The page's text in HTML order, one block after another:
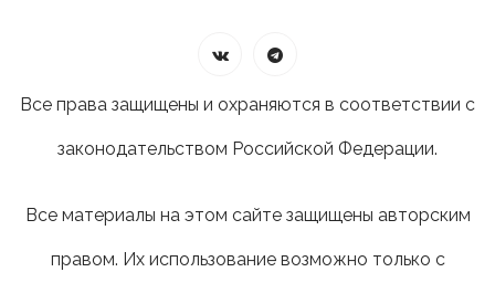
Все права защищены и охраняются в соответствии с
законодательством Российской Федерации.
Все материалы на этом сайте защищены авторским
правом. Их использование возможно только с